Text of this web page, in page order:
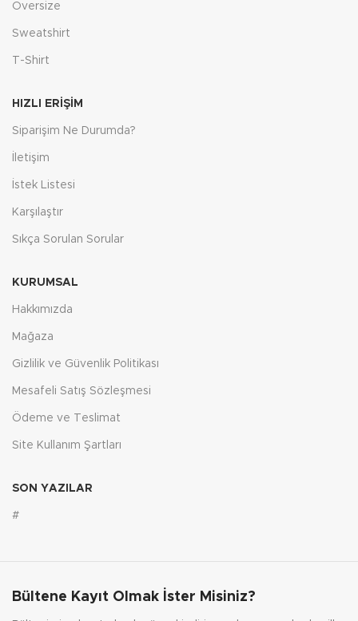
Oversize
Sweatshirt
T-Shirt
HIZLI ERIŞIM
Siparişim Ne Durumda?
İletişim
İstek Listesi
Karşılaştır
Sıkça Sorulan Sorular
KURUMSAL
Hakkımızda
Mağaza
Gizlilik ve Güvenlik Politikası
Mesafeli Satış Sözleşmesi
Ödeme ve Teslimat
Site Kullanım Şartları
SON YAZILAR
#
Bültene Kayıt Olmak İster Misiniz?